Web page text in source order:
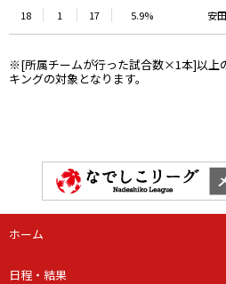
18 1 17 5.9% 安
※[所属チームが行った試合数×1本]以上
キングの対象となります。
ホーム
日程・結果